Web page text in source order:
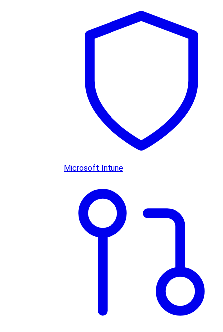
Microsoft Intune